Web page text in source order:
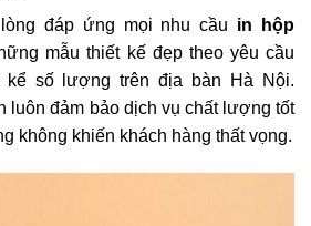
đáp ứng mọi nhu cầu in hộp
mẫu thiết kế đẹp theo yêu cầu
kể số lượng trên địa bàn Hà Nội.
luôn đảm bảo dịch vụ chất lượng tốt
không khiến khách hàng thất vọng.